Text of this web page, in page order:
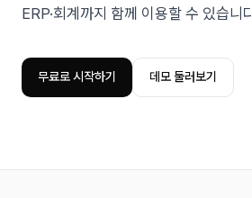
ERP·회계까지 함께 이용할 수 있습니
무료로 시작하기 데모 둘러보기